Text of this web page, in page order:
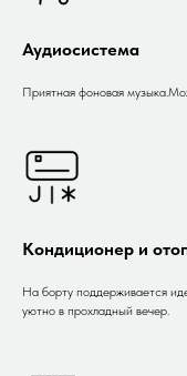
Аудиосистема
Приятная фоновая
Кондиционер и
На борту поддерживается
уютно в прохладный вечер.